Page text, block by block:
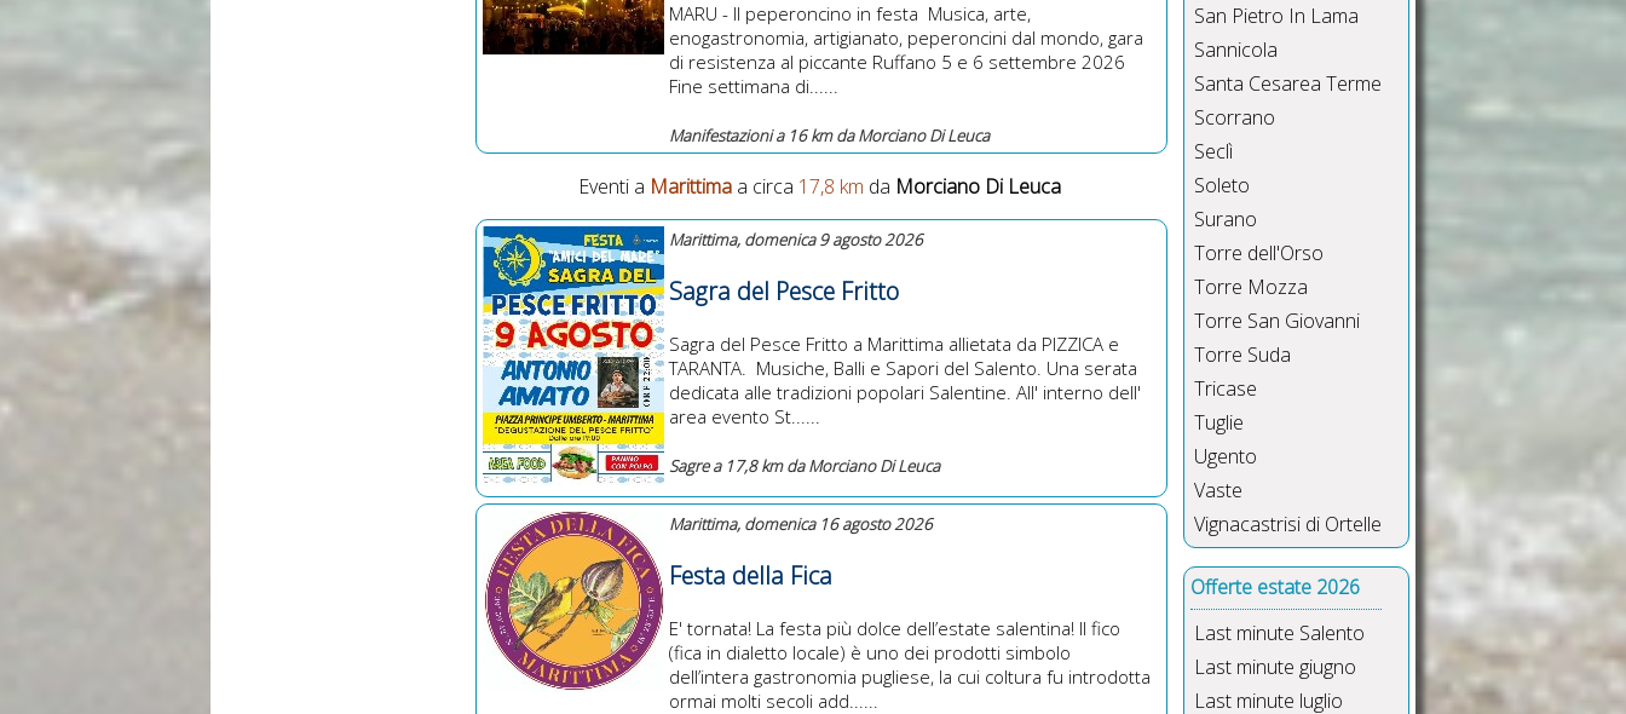
MARU - Il peperoncino in festa Musica, arte,
enogastronomia, artigianato, peperoncini dal mondo, gara
di resistenza al piccante Ruffano 5 e 6 settembre 2026
Fine settimana di......
Manifestazioni a 16 km da Morciano Di Leuca
Eventi a Marittima a circa 17,8 km da Morciano Di Leuca
Marittima, domenica 9 agosto 2026
Sagra del Pesce Fritto
Sagra del Pesce Fritto a Marittima allietata da PIZZICA e
TARANTA. Musiche, Balli e Sapori del Salento. Una serata
dedicata alle tradizioni popolari Salentine. All' interno dell'
area evento St......
Sagre a 17,8 km da Morciano Di Leuca
Marittima, domenica 16 agosto 2026
Festa della Fica
E' tornata! La festa più dolce dell’estate salentina! Il fico
(fica in dialetto locale) è uno dei prodotti simbolo
dell’intera gastronomia pugliese, la cui coltura fu introdotta
ormai molti secoli add......
San Pietro In Lama
Sannicola
Santa Cesarea Terme
Scorrano
Seclì
Soleto
Surano
Torre dell'Orso
Torre Mozza
Torre San Giovanni
Torre Suda
Tricase
Tuglie
Ugento
Vaste
Vignacastrisi di Ortelle
Offerte estate 2026
Last minute Salento
Last minute giugno
Last minute luglio